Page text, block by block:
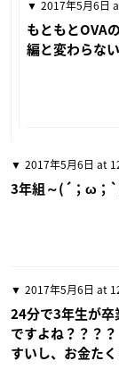
2017年5月6日
もともとOVA
編と変わらな
2017年5月6日 at
3年組～(´；ω；
2017年5月6日 at
24分で3年生が卒
ですよね？？？
すいし、お金た